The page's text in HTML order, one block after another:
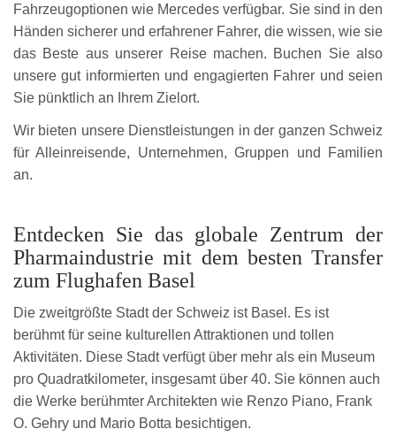
Fahrzeugoptionen wie Mercedes verfügbar. Sie sind in den
Händen sicherer und erfahrener Fahrer, die wissen, wie sie
das Beste aus unserer Reise machen. Buchen Sie also
unsere gut informierten und engagierten Fahrer und seien
Sie pünktlich an Ihrem Zielort.
Wir bieten unsere Dienstleistungen in der ganzen Schweiz
für Alleinreisende, Unternehmen, Gruppen und Familien
an.
Entdecken Sie das globale Zentrum der
Pharmaindustrie mit dem besten Transfer
zum Flughafen Basel
Die zweitgrößte Stadt der Schweiz ist Basel. Es ist
berühmt für seine kulturellen Attraktionen und tollen
Aktivitäten. Diese Stadt verfügt über mehr als ein Museum
pro Quadratkilometer, insgesamt über 40. Sie können auch
die Werke berühmter Architekten wie Renzo Piano, Frank
O. Gehry und Mario Botta besichtigen.